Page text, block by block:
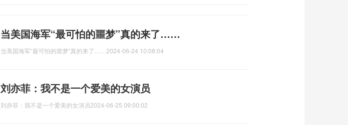
当美国海军“最可怕的噩梦”真的来了……
当美国海军“最可怕的噩梦”真的来了…… 2024-06-24 10:08:04
刘亦菲：我不是一个爱美的女演员
刘亦菲：我不是一个爱美的女演员2024-06-25 09:00:02